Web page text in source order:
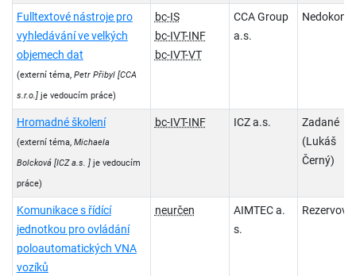
Fulltextové nástroje pro
vyhledávání ve velkých
objemech dat
(externí téma, Petr Přibyl [CCA
s.r.o.]je vedoucím práce)
bc-IS
bc-IVT-INF
bc-IVT-VT
CCA Group
a.s.
Hromadné školení
(externí téma, Michaela
Bolcková [ICZ a.s. ]je vedoucím
práce)
bc-IVT-INF ICZ a.s.
Zadané
(Lukáš
Černý)
Komunikace s řídící
jednotkou pro ovládání
poloautomatických VNA
vozíků
neurčen
AIMTEC a.
s.